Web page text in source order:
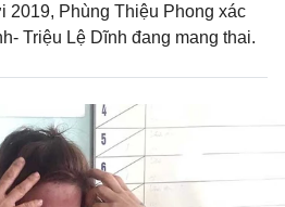
2019, Phùng Thiệu Phong xác
Triệu Lệ Dĩnh đang mang thai.